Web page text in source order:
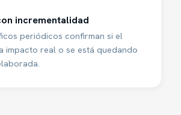
incrementalidad
periódicos confirman si el
impacto real o se está quedando